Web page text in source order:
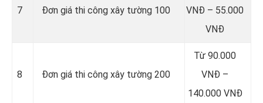
7 Đơn giá thi công xây tường 100
VNĐ – 55.000
VNĐ
8 Đơn giá thi công xây tường 200
Từ 90.000
VNĐ –
140.000 VNĐ